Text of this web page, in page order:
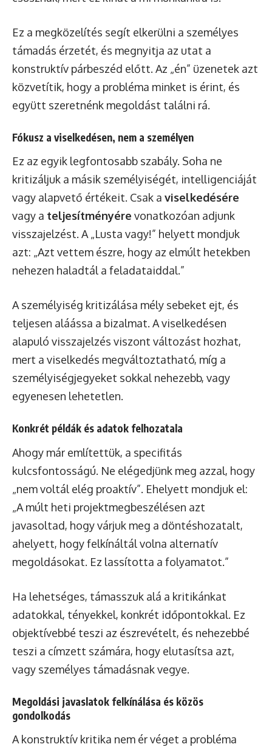
Ez a megközelítés segít elkerülni a személyes
támadás érzetét, és megnyitja az utat a
konstruktív párbeszéd előtt. Az „én” üzenetek azt
közvetítik, hogy a probléma minket is érint, és
együtt szeretnénk megoldást találni rá.
Fókusz a viselkedésen, nem a személyen
Ez az egyik legfontosabb szabály. Soha ne
kritizáljuk a másik személyiségét, intelligenciáját
vagy alapvető értékeit. Csak a viselkedésére
vagy a teljesítményére vonatkozóan adjunk
visszajelzést. A „Lusta vagy!” helyett mondjuk
azt: „Azt vettem észre, hogy az elmúlt hetekben
nehezen haladtál a feladataiddal.”
A személyiség kritizálása mély sebeket ejt, és
teljesen aláássa a bizalmat. A viselkedésen
alapuló visszajelzés viszont változást hozhat,
mert a viselkedés megváltoztatható, míg a
személyiségjegyeket sokkal nehezebb, vagy
egyenesen lehetetlen.
Konkrét példák és adatok felhozatala
Ahogy már említettük, a specifitás
kulcsfontosságú. Ne elégedjünk meg azzal, hogy
„nem voltál elég proaktív”. Ehelyett mondjuk el:
„A múlt heti projektmegbeszélésen azt
javasoltad, hogy várjuk meg a döntéshozatalt,
ahelyett, hogy felkínáltál volna alternatív
megoldásokat. Ez lassította a folyamatot.”
Ha lehetséges, támasszuk alá a kritikánkat
adatokkal, tényekkel, konkrét időpontokkal. Ez
objektívebbé teszi az észrevételt, és nehezebbé
teszi a címzett számára, hogy elutasítsa azt,
vagy személyes támadásnak vegye.
Megoldási javaslatok felkínálása és közös
gondolkodás
A konstruktív kritika nem ér véget a probléma